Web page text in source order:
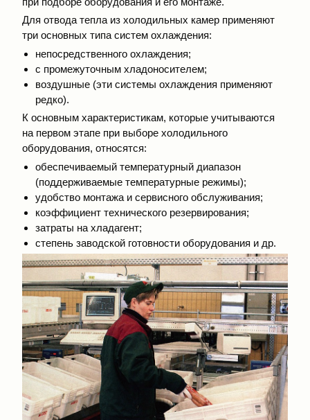
Для отвода тепла из холодильных камер применяют
три основных типа систем охлаждения:
непосредственного охлаждения;
с промежуточным хладоносителем;
воздушные (эти системы охлаждения применяют
редко).
К основным характеристикам, которые учитываются
на первом этапе при выборе холодильного
оборудования, относятся:
обеспечиваемый температурный диапазон
(поддерживаемые температурные режимы);
удобство монтажа и сервисного обслуживания;
коэффициент технического резервирования;
затраты на хладагент;
степень заводской готовности оборудования и др.